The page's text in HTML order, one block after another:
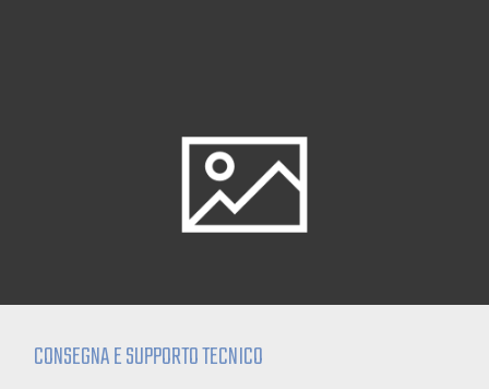
CONSEGNA E SUPPORTO TECNICO